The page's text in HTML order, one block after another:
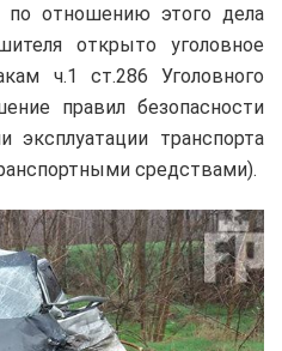
по отношению этого дела
открыто уголовное
ч.1 ст.286 Уголовного
правил безопасности
транспорта
средствами).